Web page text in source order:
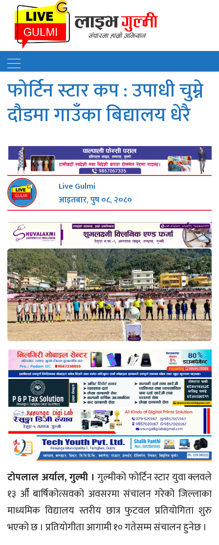
फोर्टिन स्टार कप : उपाधी चुम्ने
दौडमा गाउँका बिद्यालय धेरै
Live Gulmi
आइतबार, पुष ०८, २०८०
टोपलाल अर्याल, गुल्मी । गुल्मीको फोर्टिन स्टार युवा क्लवले
१३ औँ बार्षिकोत्सवको अवसरमा संचालन गरेको जिल्लाका
माध्यमिक विद्यालय स्तरीय छात्र फुटवल प्रतियोगिता शुरु
भएको छ । प्रतियोगीता आगामी १० गतेसम्म संचालन हुनेछ ।